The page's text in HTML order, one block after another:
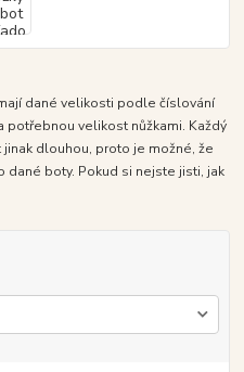
dané velikosti podle číslování
potřebnou velikost nůžkami. Každý
dlouhou, proto je možné, že
dané boty. Pokud si nejste jisti, jak